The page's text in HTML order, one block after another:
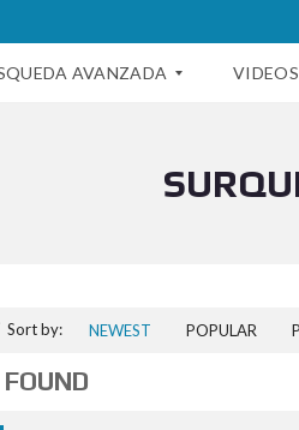
AVANZADA VIDEOS
Sort by: NEWEST POPULAR